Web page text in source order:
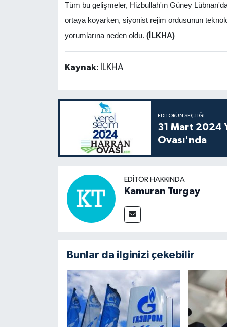
Tüm bu gelişmeler, Hizbullah'ın Güney
ortaya koyarken, siyonist rejim ordusunun
yorumlarına neden oldu. (İLKHA)
Kaynak: İLKHA
EDITÖRÜN SEÇTIĞI
31 Mart 2024
Ovası'nda
EDITÖR HAKKINDA
Kamuran Turgay
Bunlar da ilginizi çekebilir